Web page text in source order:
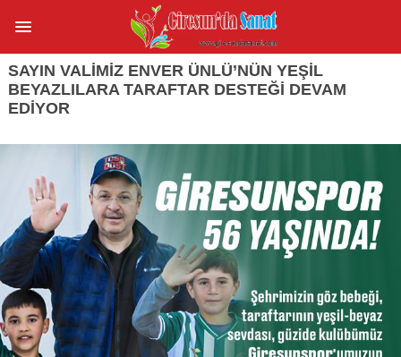
SAYIN VALIMIZ ENVER ÜNLÜ’NÜN YEŞIL
BEYAZLILARA TARAFTAR DESTEĞI DEVAM
EDIYOR